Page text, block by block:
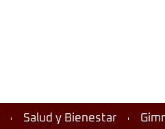
Salud y Bienestar